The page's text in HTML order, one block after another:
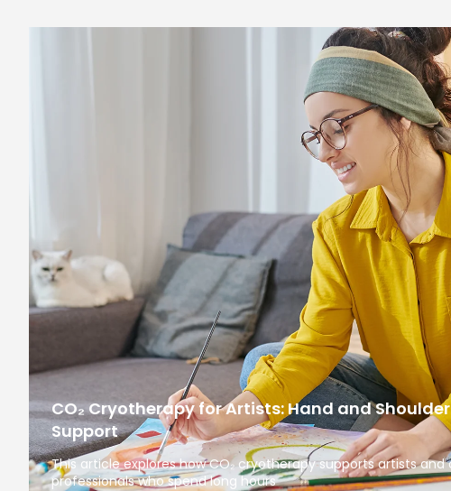
CO₂ Cryotherapy for Artists: Hand and
Support
This article explores how CO₂ cryotherapy supports artists and
professionals who spend long hours